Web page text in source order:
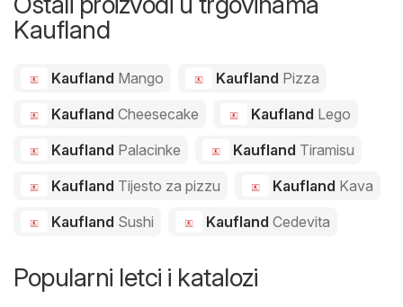
Kaufland
Kaufland Mango Kaufland Pizza
Kaufland Cheesecake Kaufland Lego
Kaufland Palacinke Kaufland Tiramisu
Kaufland Tijesto za pizzu Kaufland Kava
Kaufland Sushi Kaufland Cedevita
Popularni letci i katalozi